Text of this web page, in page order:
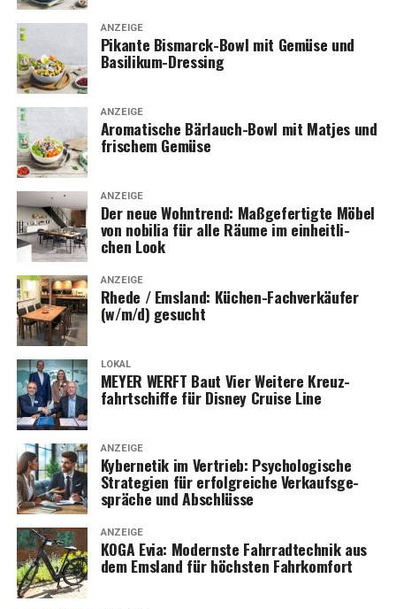
ANZEIGE
Pikan­te Bis­marck-Bowl mit Gemü­se und
Basilikum-Dressing
ANZEIGE
Aro­ma­ti­sche Bär­lauch-Bowl mit Mat­jes und
fri­schem Gemüse
ANZEIGE
Der neue Wohn­trend: Maß­ge­fer­tig­te Möbel
von nobi­lia für alle Räu­me im ein­heit­li­
chen Look
ANZEIGE
Rhe­de / Ems­land: Küchen-Fach­ver­käu­fer
(w/m/d) gesucht
LOKAL
MEYER WERFT Baut Vier Wei­te­re Kreuz­
fahrt­schif­fe für Dis­ney Crui­se Line
ANZEIGE
Kyber­ne­tik im Ver­trieb: Psy­cho­lo­gi­sche
Stra­te­gien für erfolg­rei­che Ver­kaufs­ge­
sprä­che und Abschlüsse
ANZEIGE
KOGA Evia: Moderns­te Fahr­rad­tech­nik aus
dem Ems­land für höchs­ten Fahrkomfort